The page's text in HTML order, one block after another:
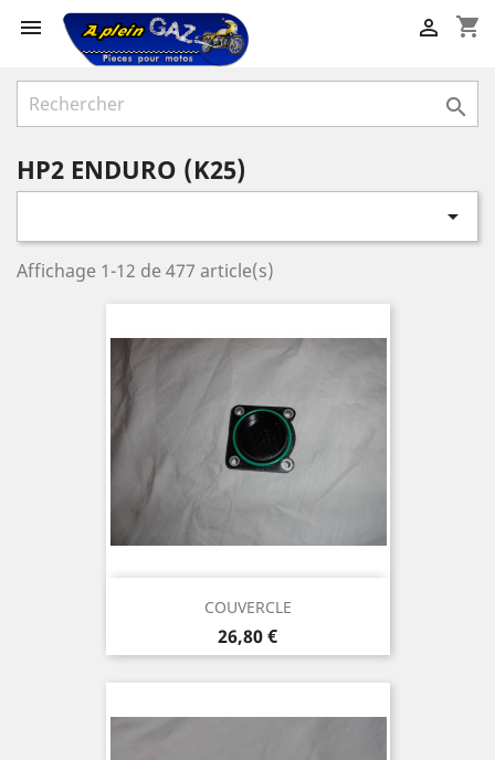
 shopping_cart


HP2 ENDURO (K25)

Affichage 1-12 de 477 article(s)
COUVERCLE
Prix
26,80 €